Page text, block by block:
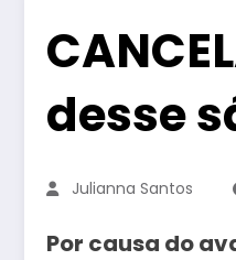
desse
Julianna Santos
Por causa do